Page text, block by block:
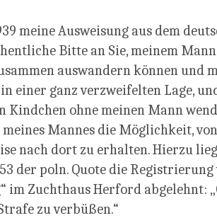
meine Ausweisung aus dem
Bitte an Sie, meinem
auswandern können und
einer ganz verzweifelten Lage,
ohne meinen Mann
Mannes die Möglichkeit,
nach dort zu erhalten. Hierzu
der poln. Quote die Registrierung
Zuchthaus Herford abgelehnt:
zu verbüßen.“